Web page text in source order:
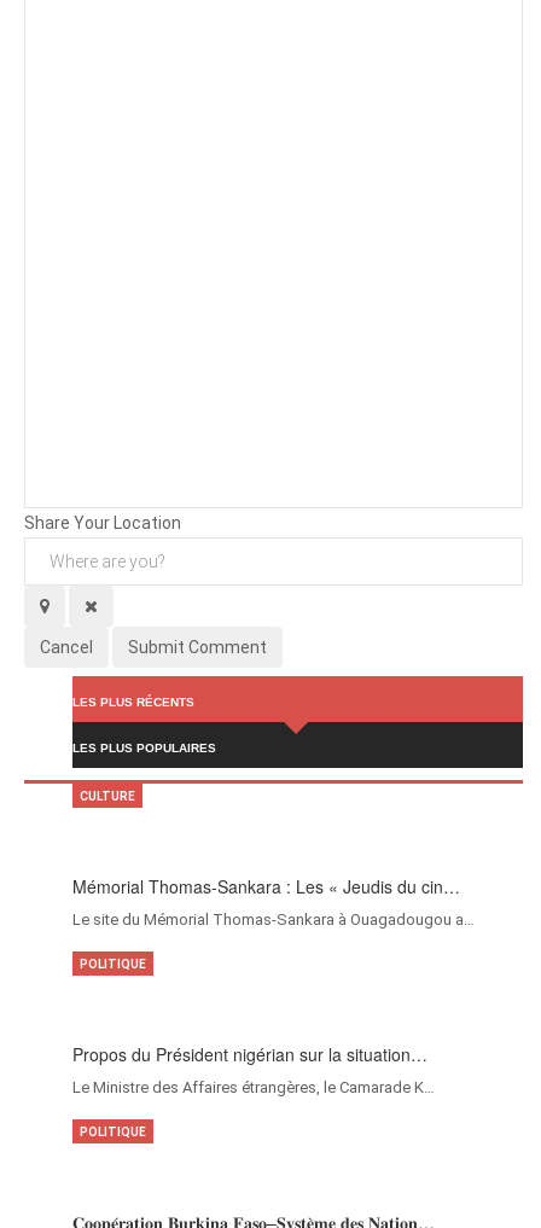
Share Your Location
Cancel Submit Comment
LES PLUS RÉCENTS
LES PLUS POPULAIRES
Mémorial Thomas-Sankara : Les « Jeudis du cin…
Le site du Mémorial Thomas-Sankara à Ouagadougou a…
CULTURE
Propos du Président nigérian sur la situation…
Le Ministre des Affaires étrangères, le Camarade K…
POLITIQUE
𝐂𝐨𝐨𝐩𝐞́𝐫𝐚𝐭𝐢𝐨𝐧 𝐁𝐮𝐫𝐤𝐢𝐧𝐚 𝐅𝐚𝐬𝐨–𝐒𝐲𝐬𝐭𝐞̀𝐦𝐞 𝐝𝐞𝐬 𝐍𝐚𝐭𝐢𝐨𝐧…
POLITIQUE